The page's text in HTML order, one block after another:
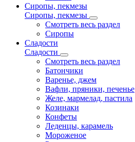
Сиропы, пекмезы
Сиропы, пекмезы
Смотреть весь раздел
Сиропы
Сладости
Сладости
Смотреть весь раздел
Батончики
Варенье, джем
Вафли, пряники, печенье
Желе, мармелад, пастила
Козинаки
Конфеты
Леденцы, карамель
Мороженое